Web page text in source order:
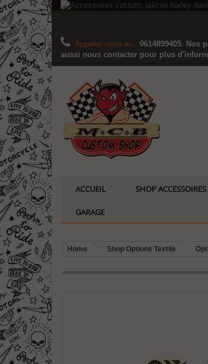
Appelez-nous au : 0614899405. Nos
aussi nous contacter pour plus
ACCUEIL SHOP
GARAGE
Home Shop Options Textile